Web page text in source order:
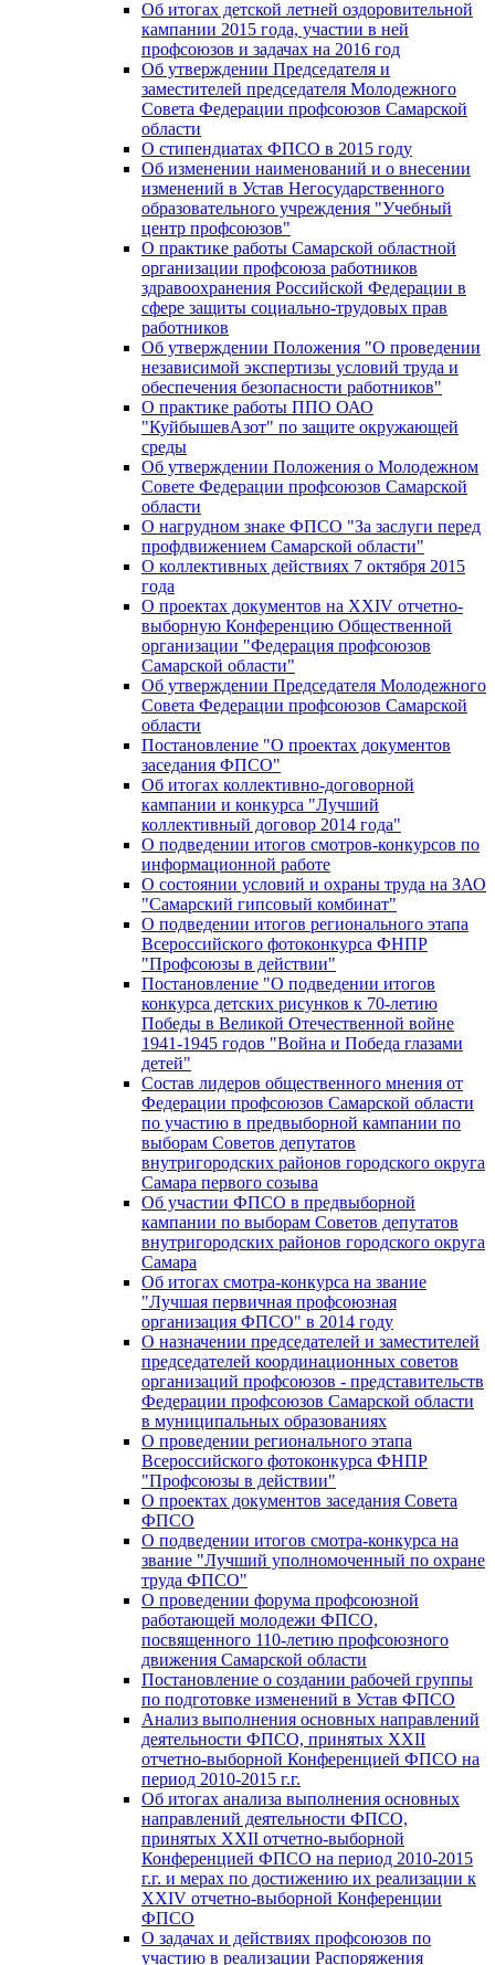
Об итогах детской летней оздоровительной
кампании 2015 года, участии в ней
профсоюзов и задачах на 2016 год
Об утверждении Председателя и
заместителей председателя Молодежного
Совета Федерации профсоюзов Самарской
области
О стипендиатах ФПСО в 2015 году
Об изменении наименований и о внесении
изменений в Устав Негосударственного
образовательного учреждения "Учебный
центр профсоюзов"
О практике работы Самарской областной
организации профсоюза работников
здравоохранения Российской Федерации в
сфере защиты социально-трудовых прав
работников
Об утверждении Положения "О проведении
независимой экспертизы условий труда и
обеспечения безопасности работников"
О практике работы ППО ОАО
"КуйбышевАзот" по защите окружающей
среды
Об утверждении Положения о Молодежном
Совете Федерации профсоюзов Самарской
области
О нагрудном знаке ФПСО "За заслуги перед
профдвижением Самарской области"
О коллективных действиях 7 октября 2015
года
О проектах документов на XXIV отчетно-
выборную Конференцию Общественной
организации "Федерация профсоюзов
Самарской области"
Об утверждении Председателя Молодежного
Совета Федерации профсоюзов Самарской
области
Постановление "О проектах документов
заседания ФПСО"
Об итогах коллективно-договорной
кампании и конкурса "Лучший
коллективный договор 2014 года"
О подведении итогов смотров-конкурсов по
информационной работе
О состоянии условий и охраны труда на ЗАО
"Самарский гипсовый комбинат"
О подведении итогов регионального этапа
Всероссийского фотоконкурса ФНПР
"Профсоюзы в действии"
Постановление "О подведении итогов
конкурса детских рисунков к 70-летию
Победы в Великой Отечественной войне
1941-1945 годов "Война и Победа глазами
детей"
Состав лидеров общественного мнения от
Федерации профсоюзов Самарской области
по участию в предвыборной кампании по
выборам Советов депутатов
внутригородских районов городского округа
Самара первого созыва
Об участии ФПСО в предвыборной
кампании по выборам Советов депутатов
внутригородских районов городского округа
Самара
Об итогах смотра-конкурса на звание
"Лучшая первичная профсоюзная
организация ФПСО" в 2014 году
О назначении председателей и заместителей
председателей координационных советов
организаций профсоюзов - представительств
Федерации профсоюзов Самарской области
в муниципальных образованиях
О проведении регионального этапа
Всероссийского фотоконкурса ФНПР
"Профсоюзы в действии"
О проектах документов заседания Совета
ФПСО
О подведении итогов смотра-конкурса на
звание "Лучший уполномоченный по охране
труда ФПСО"
О проведении форума профсоюзной
работающей молодежи ФПСО,
посвященного 110-летию профсоюзного
движения Самарской области
Постановление о создании рабочей группы
по подготовке изменений в Устав ФПСО
Анализ выполнения основных направлений
деятельности ФПСО, принятых XXII
отчетно-выборной Конференцией ФПСО на
период 2010-2015 г.г.
Об итогах анализа выполнения основных
направлений деятельности ФПСО,
принятых XXII отчетно-выборной
Конференцией ФПСО на период 2010-2015
г.г. и мерах по достижению их реализации к
XXIV отчетно-выборной Конференции
ФПСО
О задачах и действиях профсоюзов по
участию в реализации Распоряжения